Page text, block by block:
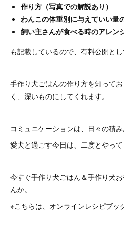
作り方（写真での解説あり）
わんこの体重別に与えていい量
飼い主さんが食べる時のアレン
も記載しているので、有料公開とし
手作り犬ごはんの作り方を知って
く、深いものにしてくれます。
コミュニケーションは、日々の積み
愛犬と過ごす今日は、二度とやって
今すぐ手作り犬ごはん＆手作り犬
んか。
※こちらは、オンラインレシピブッ